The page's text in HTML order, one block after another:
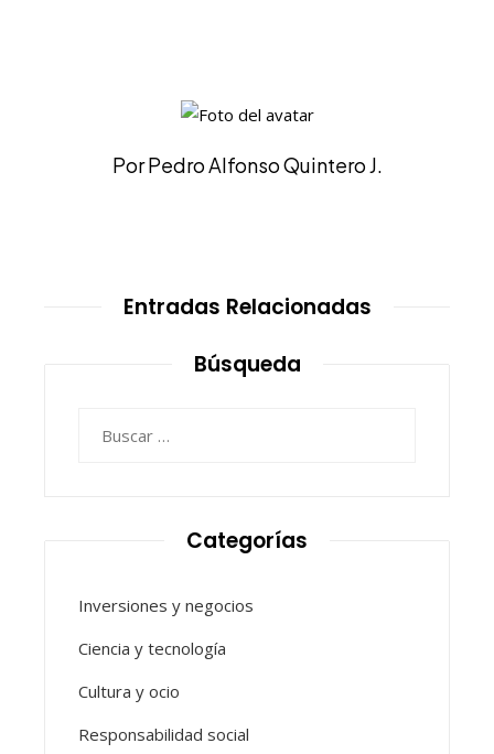
Por Pedro Alfonso Quintero J.
Entradas Relacionadas
Búsqueda
Categorías
Inversiones y negocios
Ciencia y tecnología
Cultura y ocio
Responsabilidad social